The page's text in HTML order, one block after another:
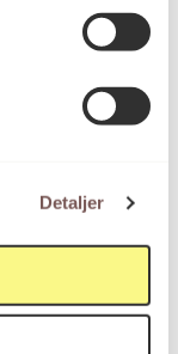
Detaljer